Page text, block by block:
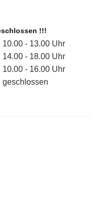
!!!
10.00 - 13.00 Uhr
14.00 - 18.00 Uhr
10.00 - 16.00 Uhr
geschlossen